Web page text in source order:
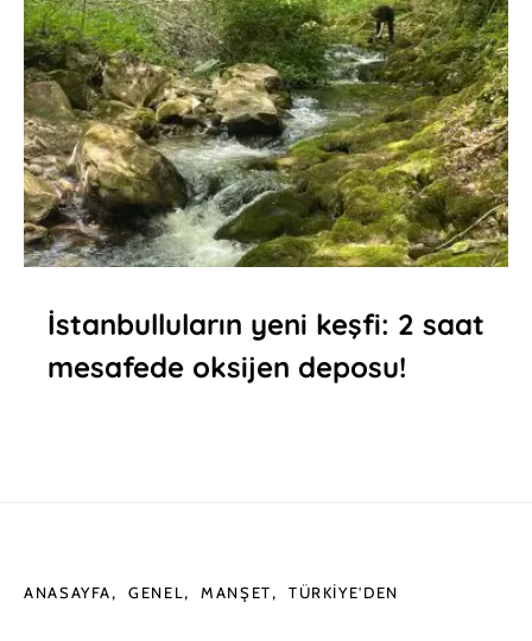
İstanbulluların yeni keşfi: 2 saat
mesafede oksijen deposu!
ANASAYFA GENEL MANŞET TÜRKIYE'DEN